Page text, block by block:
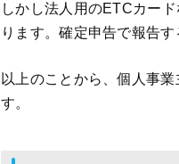
しかし法人用のETCカー
ります。確定申告で報告
以上のことから、個人事
す。